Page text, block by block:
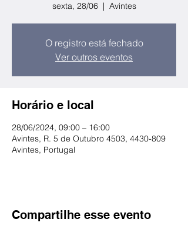
sexta, 28/06
  |
Avintes
O registro está fechado
Ver outros eventos
Horário e local
28/06/2024, 09:00 – 16:00
Avintes, R. 5 de Outubro 4503, 4430-809
Avintes, Portugal
Compartilhe esse evento